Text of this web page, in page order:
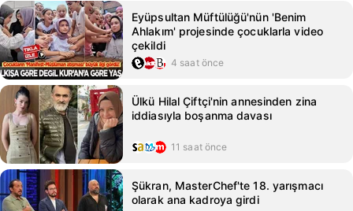
Eyüpsultan Müftülüğü'nün 'Benim
Ahlakım' projesinde çocuklarla video
çekildi
4 saat önce
Ülkü Hilal Çiftçi'nin annesinden zina
iddiasıyla boşanma davası
11 saat önce
Şükran, MasterChef'te 18. yarışmacı
olarak ana kadroya girdi